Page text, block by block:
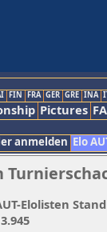
FIN FRA GER GRE INA
Pictures
anmelden Elo
Elolisten